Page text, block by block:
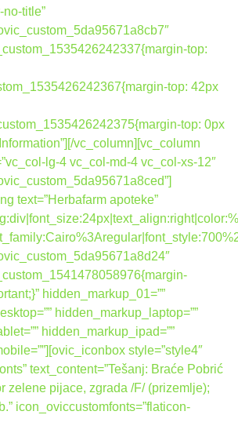
no-title”
top:
top: 42px
top: 0px
vc_column][vc_column
lg-4 vc_col-md-4 vc_col-xs-12″
text=”Herbafarm apoteke”
hidden_markup_01=””
hidden_markup_laptop=””
hidden_markup_ipad=””
style=”style4″
text_content=”Tešanj: Braće Pobrić
zelene pijace, zgrada /F/ (prizemlje);
icon_oviccustomfonts=”flaticon-